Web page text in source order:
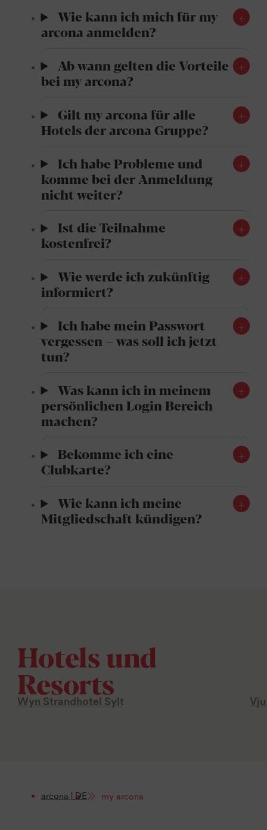
Wie kann ich mich für my
arcona anmelden?
Ab wann gelten die Vorteile
bei my arcona?
Gilt my arcona für alle
Hotels der arcona Gruppe?
Ich habe Probleme und
komme bei der Anmeldung
nicht weiter?
Ist die Teilnahme
kostenfrei?
Wie werde ich zukünftig
informiert?
Ich habe mein Passwort
vergessen – was soll ich jetzt
tun?
Was kann ich in meinem
persönlichen Login Bereich
machen?
Bekomme ich eine
Clubkarte?
Wie kann ich meine
Mitgliedschaft kündigen?
Hotels und
Resorts
Wyn Strandhotel Sylt
arcona | DE my arcona